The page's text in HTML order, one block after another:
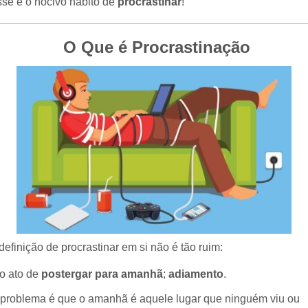
O Que é Procrastinação
de procrastinar em si não é tão ruim:
ato de postergar para amanhã; adiamento.
é que o amanhã é aquele lugar que ninguém viu ou